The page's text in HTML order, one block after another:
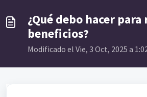
¿Qué debo hacer
beneficios?
Modificado el Vie, 3 Oct, 2025 a